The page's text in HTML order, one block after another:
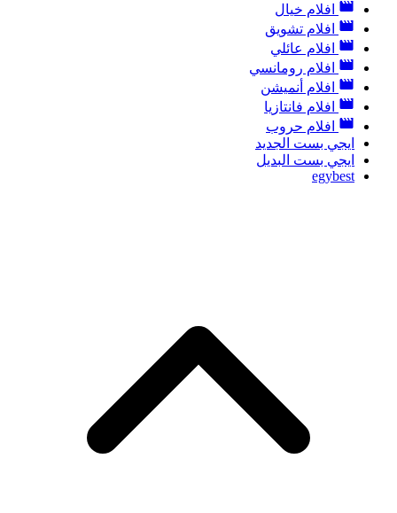
افلام خيال
افلام تشويق
افلام عائلي
افلام رومانسي
افلام أنميشن
افلام فانتازيا
افلام حروب
ايجي بست الجديد
ايجي بست البديل
egybest